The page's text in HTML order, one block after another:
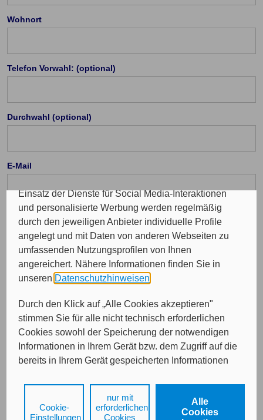
Die eingesetzten Cookies auf unserer Website
Nutzungsverhaltens, Social Media-Interaktionen, für
Programme sowie für personalisierte Werbung.
Insgesamt werden Ihre Daten an maximal sechs
Einsatz der Dienste für Social Media-Interaktionen
und personalisierte Werbung werden regelmäßig
durch den jeweiligen Anbieter individuelle Profile
angelegt und mit Daten von anderen Webseiten zu
umfassenden Nutzungsprofilen von Ihnen
angereichert. Nähere Informationen finden Sie in
unseren Datenschutzhinweisen
Durch den Klick auf „Alle Cookies akzeptieren"
stimmen Sie für alle nicht technisch erforderlichen
Cookies sowohl der Speicherung der notwendigen
Informationen in Ihrem Gerät bzw. dem Zugriff auf die
bereits in Ihrem Gerät gespeicherten Informationen
Ihrer Daten zu den angegebenen Zwecken in unseren
Datenschutzhinweisengemäß Art. 6 Abs. 1 lit. a
DSGVO zu.
Alle
Cookies
nur mit
erforderlichen
Cookies
Cookie-
Einstellungen
Wohnort
Telefon Vorwahl: (optional)
Durchwahl (optional)
E-Mail
Von wem möchten Sie beraten werden?
Bitte treffen Sie eine Auswahl...